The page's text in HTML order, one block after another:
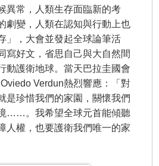
異常，人類生存面臨新的考
劇變，人類在認知與行動上也
」，大會並發起全球論筆活
寫好文，省思自己與大自然間
動護衛地球。當天巴拉圭國會
Verdun熱烈響應：「對
是珍惜我們的家園，關懷我們
……。我希望全球元首能傾聽
人權，也要護衛我們唯一的家